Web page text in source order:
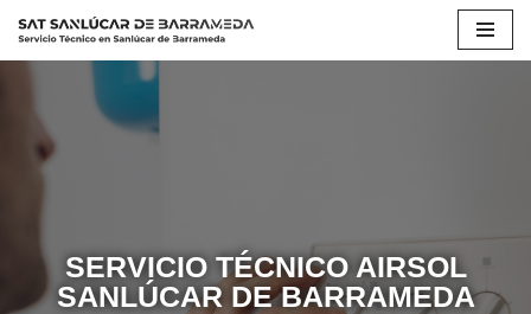
Saltar
contenido
SERVICIO TÉCNICO AIRSOL
SANLÚCAR DE BARRAMEDA